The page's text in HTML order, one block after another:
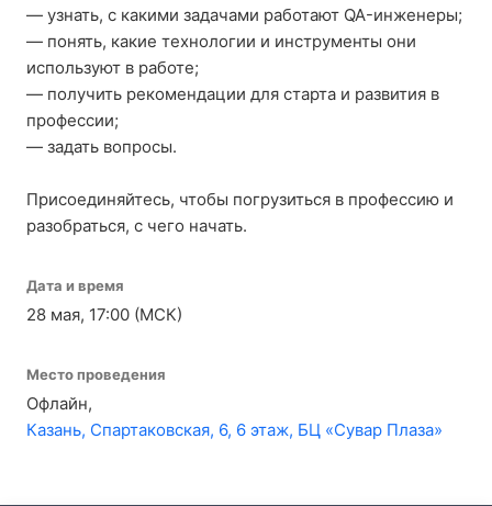
— узнать, с какими задачами работают QA-инженеры;
— понять, какие технологии и инструменты они
используют в работе;
— получить рекомендации для старта и развития в
профессии;
— задать вопросы.
Присоединяйтесь, чтобы погрузиться в профессию и
разобраться, с чего начать.
Дата и время
28 мая, 17:00 (МСК)
Место проведения
Офлайн,
Казань, Спартаковская, 6, 6 этаж, БЦ «Сувар Плаза»